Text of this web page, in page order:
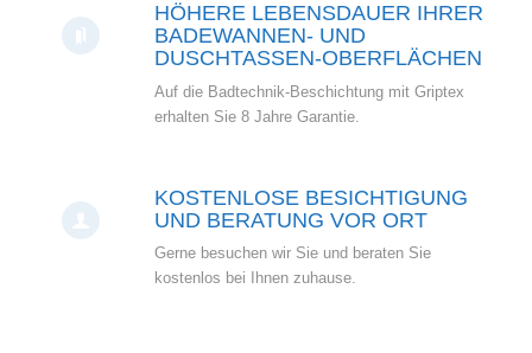
HÖHERE LEBENSDAUER IHRER
BADEWANNEN- UND
DUSCHTASSEN-OBERFLÄCHEN
Auf die Badtechnik-Beschichtung mit Griptex
erhalten Sie 8 Jahre Garantie.
KOSTENLOSE BESICHTIGUNG
UND BERATUNG VOR ORT
Gerne besuchen wir Sie und beraten Sie
kostenlos bei Ihnen zuhause.